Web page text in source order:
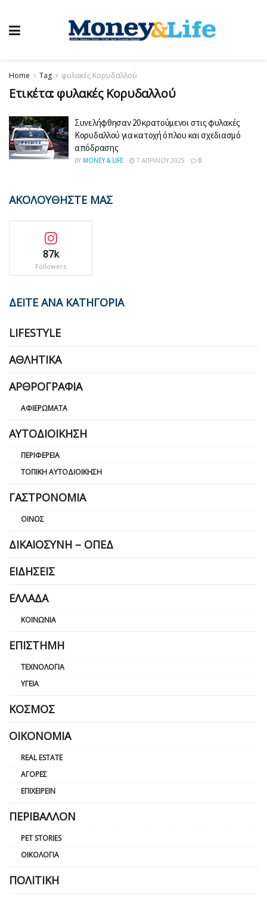
Home Tag φυλακές Κορυδαλλού
Ετικέτα: φυλακές Κορυδαλλού
Συνελήφθησαν 20 κρατούμενοι στις φυλακές
Κορυδαλλού για κατοχή όπλου και σχεδιασμό
απόδρασης
BY MONEY & LIFE 7 ΑΠΡΙΛΊΟΥ 2025 0
ΑΚΟΛΟΥΘΗΣΤΕ ΜΑΣ
87k
Followers
ΔΕΙΤΕ ΑΝΑ ΚΑΤΗΓΟΡΙΑ
LIFESTYLE
ΑΘΛΗΤΙΚΆ
ΑΡΘΡΟΓΡΑΦΊΑ
ΑΦΙΕΡΏΜΑΤΑ
ΑΥΤΟΔΙΟΊΚΗΣΗ
ΠΕΡΙΦΈΡΕΙΑ
ΤΟΠΙΚΉ ΑΥΤΟΔΙΟΊΚΗΣΗ
ΓΑΣΤΡΟΝΟΜΊΑ
ΟΊΝΟΣ
ΔΙΚΑΙΟΣΎΝΗ – ΟΠΕΔ
ΕΙΔΉΣΕΙΣ
ΕΛΛΆΔΑ
ΚΟΙΝΩΝΊΑ
ΕΠΙΣΤΉΜΗ
ΤΕΧΝΟΛΟΓΊΑ
ΥΓΕΊΑ
ΚΌΣΜΟΣ
ΟΙΚΟΝΟΜΊΑ
REAL ESTATE
ΑΓΟΡΈΣ
ΕΠΙΧΕΙΡΕΊΝ
ΠΕΡΙΒΆΛΛΟΝ
PET STORIES
ΟΙΚΟΛΟΓΊΑ
ΠΟΛΙΤΙΚΉ